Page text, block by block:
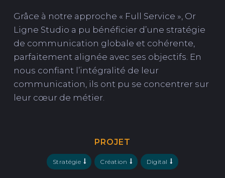
Grâce à notre approche « Full Service », Or
Ligne Studio a pu bénéficier d’une stratégie
de communication globale et cohérente,
parfaitement alignée avec ses objectifs. En
nous confiant l’intégralité de leur
communication, ils ont pu se concentrer sur
leur cœur de métier.
PROJET
Stratégie Création Digital